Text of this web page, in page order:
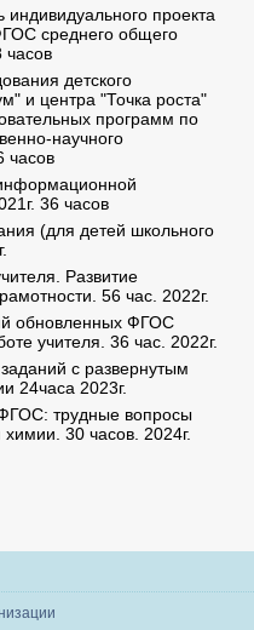
индивидуального проекта
среднего общего
часов
детского
и центра "Точка роста"
программ по
научного
часов
36 часов
(для детей школьного
Развитие
56 час. 2022г.
обновленных ФГОС
учителя. 36 час. 2022г.
с развернутым
24часа 2023г.
трудные вопросы
химии. 30 часов. 2024г.